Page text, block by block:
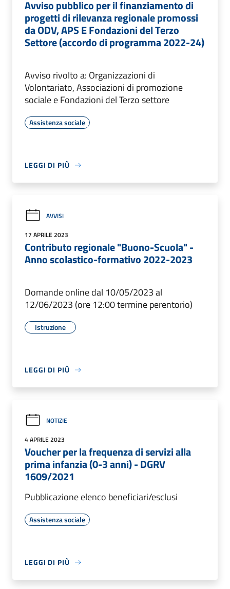
Avviso pubblico per il finanziamento di
progetti di rilevanza regionale promossi
da ODV, APS E Fondazioni del Terzo
Settore (accordo di programma 2022-24)
Avviso rivolto a: Organizzazioni di
Volontariato, Associazioni di promozione
sociale e Fondazioni del Terzo settore
Assistenza sociale
LEGGI DI PIÙ
AVVISI
17 APRILE 2023
Contributo regionale "Buono-Scuola" -
Anno scolastico-formativo 2022-2023
Domande online dal 10/05/2023 al
12/06/2023 (ore 12:00 termine perentorio)
Istruzione
LEGGI DI PIÙ
NOTIZIE
4 APRILE 2023
Voucher per la frequenza di servizi alla
prima infanzia (0-3 anni) - DGRV
1609/2021
Pubblicazione elenco beneficiari/esclusi
Assistenza sociale
LEGGI DI PIÙ